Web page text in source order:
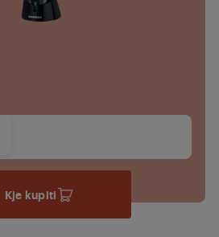
Kje kupiti